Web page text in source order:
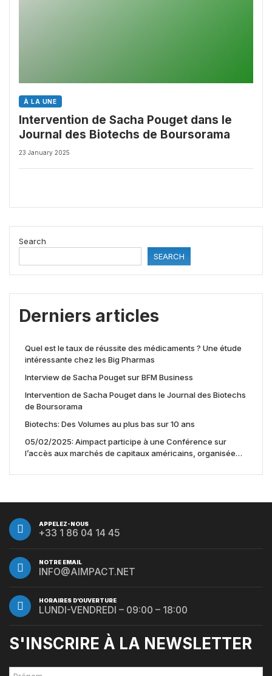
À LA UNE
Intervention de Sacha Pouget dans le
Journal des Biotechs de Boursorama
23 January 2025
Search
SEARCH
Derniers articles
Quel est le taux de réussite des médicaments ? Une étude
intéressante chez les Big Pharmas
Interview de Sacha Pouget sur BFM Business
Intervention de Sacha Pouget dans le Journal des Biotechs
de Boursorama
Biotechs: Des Volumes au plus bas sur 10 ans
05/02/2025: Aimpact participe à une Conférence sur
l’accès aux marchés de capitaux américains, organisée
APPELEZ-NOUS
+33 1 86 04 14 45
NOTRE EMAIL
INFO@AIMPACT.NET
HORAIRES D’OUVERTURE
LUNDI-VENDREDI – 09:00 – 18:00
S'INSCRIRE À LA NEWSLETTER